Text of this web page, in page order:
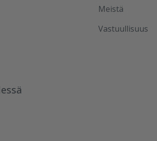
Meistä
Vastuullisuus